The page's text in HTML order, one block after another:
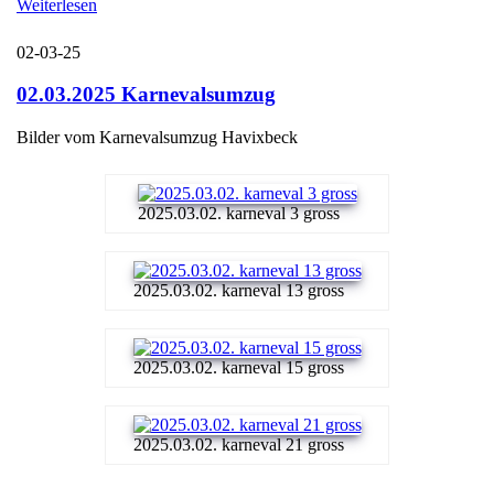
Weiterlesen
02-03-25
02.03.2025 Karnevalsumzug
Bilder vom Karnevalsumzug Havixbeck
2025.03.02. karneval 3 gross
2025.03.02. karneval 13 gross
2025.03.02. karneval 15 gross
2025.03.02. karneval 21 gross